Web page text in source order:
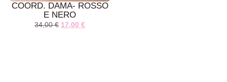
COORD. DAMA- ROSSO
E NERO
34,00€ 17,00€